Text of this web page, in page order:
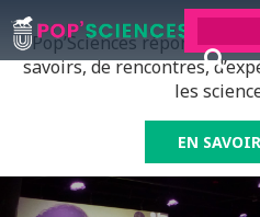
Pop’Sciences répond à
savoirs, de rencontres,
les
EN